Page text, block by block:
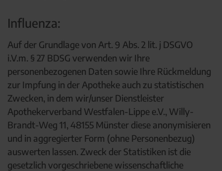
Influenza:
Auf der Grundlage von Art. 9 Abs. 2 lit. j DSGVO
i.V.m. § 27 BDSG verwenden wir Ihre
personenbezogenen Daten sowie Ihre Rückmeldung
zur Impfung in der Apotheke auch zu statistischen
Zwecken, in dem wir/unser Dienstleister
Apothekerverband Westfalen-Lippe e.V., Willy-
Brandt-Weg 11, 48155 Münster diese anonymisieren
und in aggregierter Form (ohne Personenbezug)
auswerten lassen. Zweck der Statistiken ist die
gesetzlich vorgeschriebene wissenschaftliche